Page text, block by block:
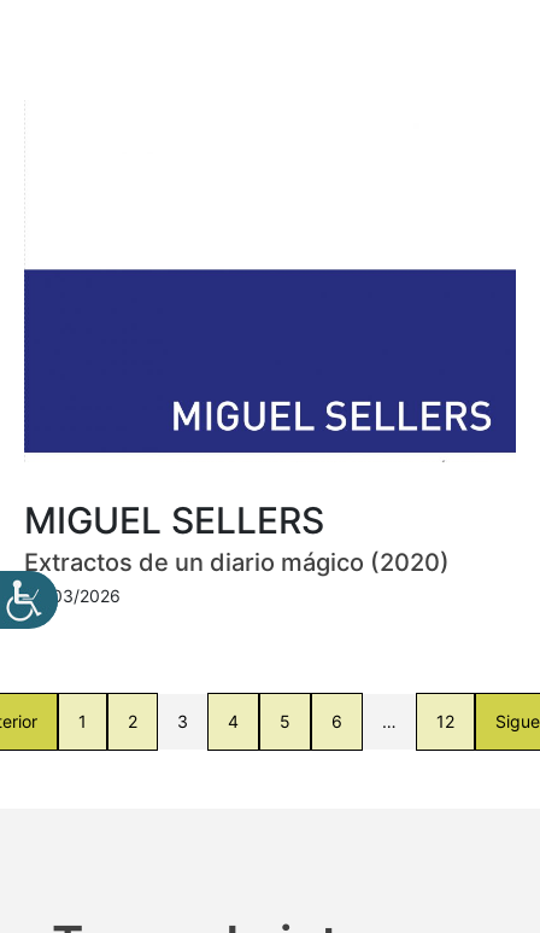
MIGUEL SELLERS
Extractos de un diario mágico (2020)
30/03/2026
1 2 3 4 5 6 … 12